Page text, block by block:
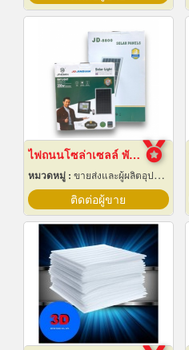
ไฟถนนโซล่าเซลล์ พัทยา ชลบุรี
หมวดหมู่ : ขายส่งและผู้ผลิตอุปกรณ์เครื่องใช้ไฟฟ้า
ติดต่อผู้ขาย